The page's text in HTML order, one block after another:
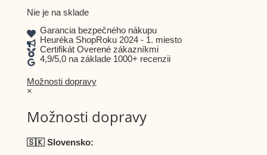
Nie je na sklade
Garancia bezpečného nákupu
Heuréka ShopRoku 2024 - 1. miesto
Certifikát Overené zákazníkmi
4,9/5,0 na základe 1000+ recenzii
Možnosti dopravy
×
Možnosti dopravy
🇸🇰 Slovensko: